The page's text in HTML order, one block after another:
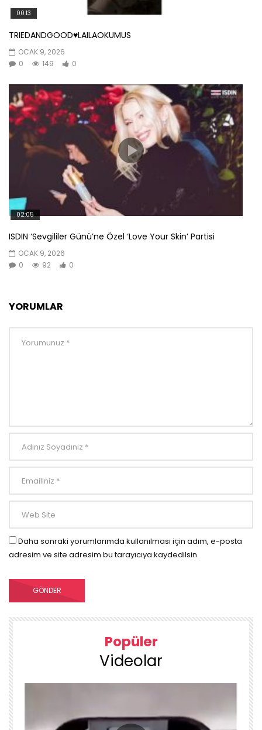
00:13
TRIEDANDGOOD♥️LAILAOKUMUS
OCAK 9, 2026
0
149 0
02:05
ISDIN ‘Sevgililer Günü’ne Özel ‘Love Your Skin’ Partisi
OCAK 9, 2026
0
92 0
YORUMLAR
Daha sonraki yorumlarımda kullanılması için adım, e-posta
adresim ve site adresim bu tarayıcıya kaydedilsin.
Popüler
Videolar